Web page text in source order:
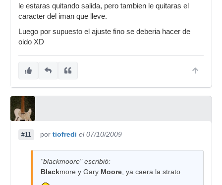
le estaras quitando salida, pero tambien le quitaras el
caracter del iman que lleve.
Luego por supuesto el ajuste fino se deberia hacer de
oido XD
#11 por tiofredi el 07/10/2009
"blackmoore" escribió:
Blackmore y Gary Moore , ya caera la strato